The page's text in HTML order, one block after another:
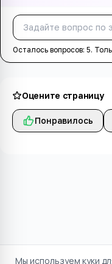
Осталось вопросов: 5.
Оцените страницу
Понравилось
Мы используем куки